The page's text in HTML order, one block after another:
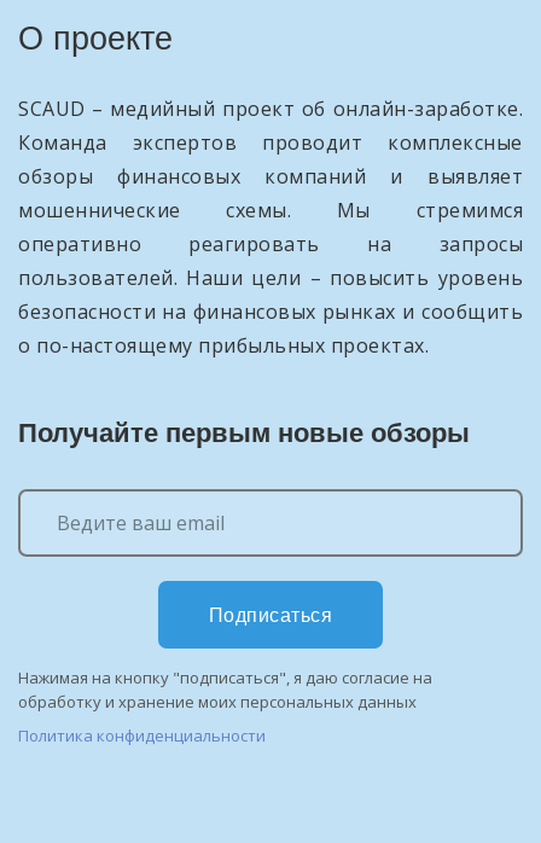
О проекте
SCAUD – медийный проект об онлайн-заработке.
Команда экспертов проводит комплексные
обзоры финансовых компаний и выявляет
мошеннические схемы. Мы стремимся
оперативно реагировать на запросы
пользователей. Наши цели – повысить уровень
безопасности на финансовых рынках и сообщить
о по-настоящему прибыльных проектах.
Получайте первым новые обзоры
Подписаться
Нажимая на кнопку "подписаться", я даю согласие на
обработку и хранение моих персональных данных
Политика конфиденциальности